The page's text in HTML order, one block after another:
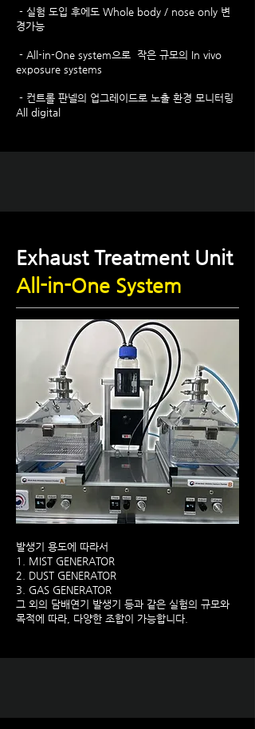
- 실험 도입 후에도 Whole body / nose only 변
경가능
- All-in-One system으로 작은 규모의 In vivo
exposure systems
- 컨트롤 판넬의 업그레이드로 노출 환경 모니터링
All digital
Exhaust Treatment Unit
All-in-One System
발생기 용도에 따라서
1. MIST GENERATOR
2. DUST GENERATOR
3. GAS GENERATOR
그 외의 담배연기 발생기 등과 같은 실험의 규모와
​목적에 따라, 다양한 조합이 가능합니다.